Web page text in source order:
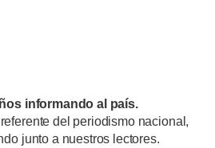
informando al país.
del periodismo nacional,
junto a nuestros lectores.